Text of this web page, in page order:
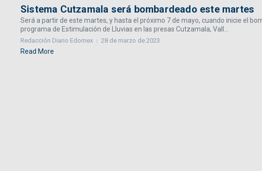
Sistema Cutzamala será bombardeado este martes
Será a partir de este martes, y hasta el próximo 7 de mayo, cuando inicie el
programa de Estimulación de Lluvias en las presas Cutzamala, Vall...
Redacción Diario Edomex 28 de marzo de 2023
Read More